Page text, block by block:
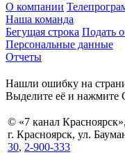
О компании
Наша команда
Бегущая строка Подать
Персональные данные
Отчеты
Нашли ошибку на
Выделите её и нажмите
© «7 канал
г. Красноярск, ул.
30, 2-900-333